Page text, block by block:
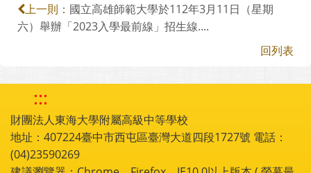
上一則： 國立高雄師範大學於112年3月11日（星期
六）舉辦「2023入學最前線」招生線....
回列表
:::
財團法人東海大學附屬高級中等學校
地址：407224臺中市西屯區臺灣大道四段1727號 電話：
(04)23590269